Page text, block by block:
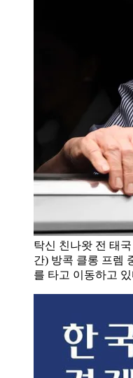
탁신 친나왓 전 태
간) 방콕 클롱 프렘
를 타고 이동하고